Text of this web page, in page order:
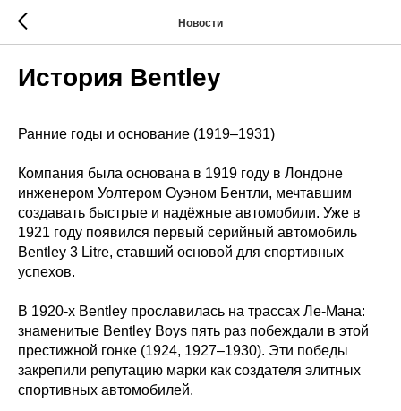
Новости
История Bentley
Ранние годы и основание (1919–1931)
Компания была основана в 1919 году в Лондоне
инженером Уолтером Оуэном Бентли, мечтавшим
создавать быстрые и надёжные автомобили. Уже в
1921 году появился первый серийный автомобиль
Bentley 3 Litre, ставший основой для спортивных
успехов.
В 1920‑х Bentley прославилась на трассах Ле-Мана:
знаменитые Bentley Boys пять раз побеждали в этой
престижной гонке (1924, 1927–1930). Эти победы
закрепили репутацию марки как создателя элитных
спортивных автомобилей.